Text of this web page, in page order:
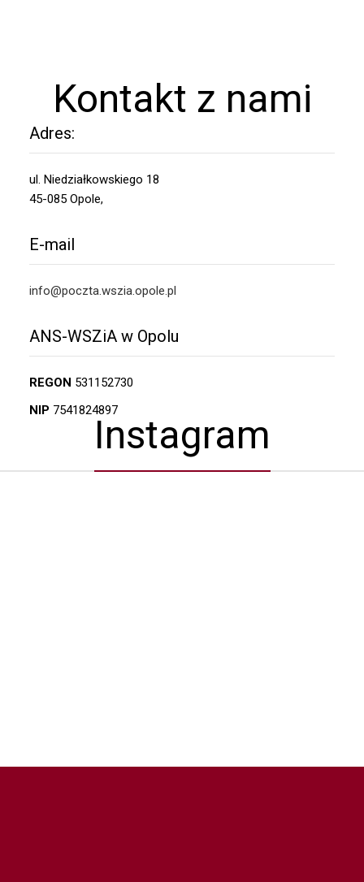
Kontakt z nami
Adres:
ul. Niedziałkowskiego 18
45-085 Opole,
E-mail
info@poczta.wszia.opole.pl
ANS-WSZiA w Opolu
REGON 531152730
NIP 7541824897
Instagram